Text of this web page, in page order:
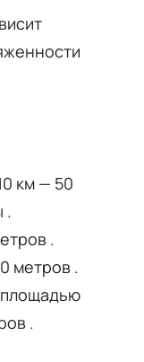
км — 50
.
.
метров .
.